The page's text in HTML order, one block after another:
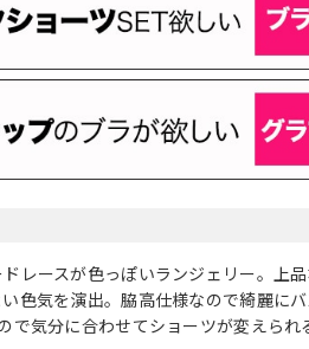
レースが色っぽいランジェリー。上品
色気を演出。脇高仕様なので綺麗に
で気分に合わせてショーツが変えられ